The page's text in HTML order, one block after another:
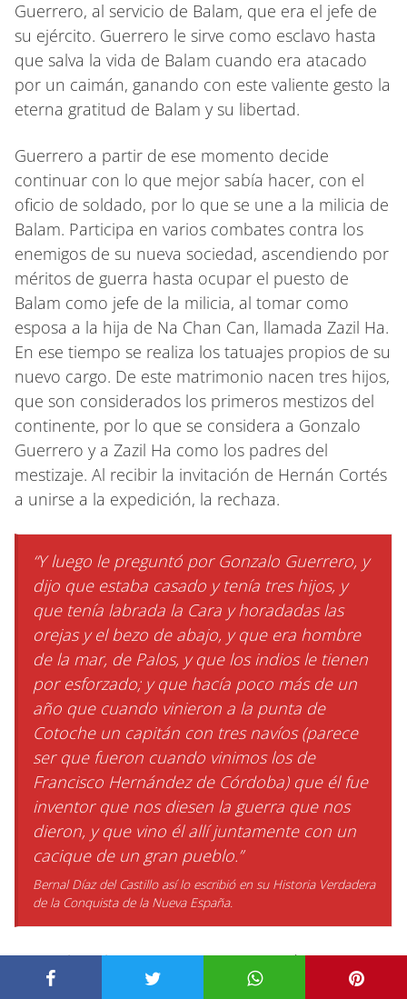
Guerrero, al servicio de Balam, que era el jefe de
su ejército. Guerrero le sirve como esclavo hasta
que salva la vida de Balam cuando era atacado
por un caimán, ganando con este valiente gesto la
eterna gratitud de Balam y su libertad.
Guerrero a partir de ese momento decide
continuar con lo que mejor sabía hacer, con el
oficio de soldado, por lo que se une a la milicia de
Balam. Participa en varios combates contra los
enemigos de su nueva sociedad, ascendiendo por
méritos de guerra hasta ocupar el puesto de
Balam como jefe de la milicia, al tomar como
esposa a la hija de Na Chan Can, llamada Zazil Ha.
En ese tiempo se realiza los tatuajes propios de su
nuevo cargo. De este matrimonio nacen tres hijos,
que son considerados los primeros mestizos del
continente, por lo que se considera a Gonzalo
Guerrero y a Zazil Ha como los padres del
mestizaje. Al recibir la invitación de Hernán Cortés
a unirse a la expedición, la rechaza.
“Y luego le preguntó por Gonzalo Guerrero, y
dijo que estaba casado y tenía tres hijos, y
que tenía labrada la Cara y horadadas las
orejas y el bezo de abajo, y que era hombre
de la mar, de Palos, y que los indios le tienen
por esforzado; y que hacía poco más de un
año que cuando vinieron a la punta de
Cotoche un capitán con tres navíos (parece
ser que fueron cuando vinimos los de
Francisco Hernández de Córdoba) que él fue
inventor que nos diesen la guerra que nos
dieron, y que vino él allí juntamente con un
cacique de un gran pueblo.”
Bernal Díaz del Castillo así lo escribió en su Historia Verdadera
de la Conquista de la Nueva España.
Hay quien piensa que por estar casado y con
hijos, pero lo más plausible es que lo hiciera por